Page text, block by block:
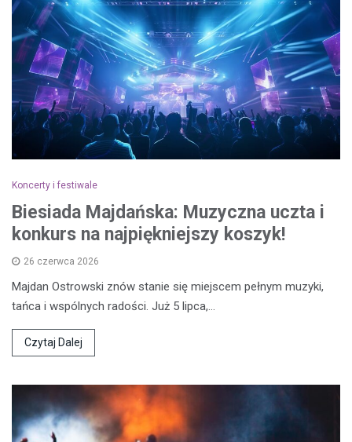
Koncerty i festiwale
Biesiada Majdańska: Muzyczna uczta i
konkurs na najpiękniejszy koszyk!
26 czerwca 2026
Majdan Ostrowski znów stanie się miejscem pełnym muzyki,
tańca i wspólnych radości. Już 5 lipca,…
Czytaj Dalej